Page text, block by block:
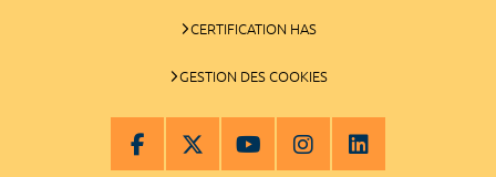
CERTIFICATION HAS
GESTION DES COOKIES